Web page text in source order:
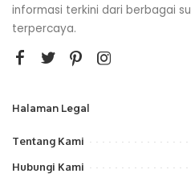
informasi terkini dari berbagai
terpercaya.
Halaman Legal
Tentang Kami
Hubungi Kami